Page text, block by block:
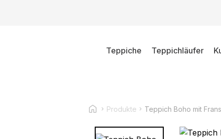
Teppiche Teppichläufer
Produkte Teppich Boho mit